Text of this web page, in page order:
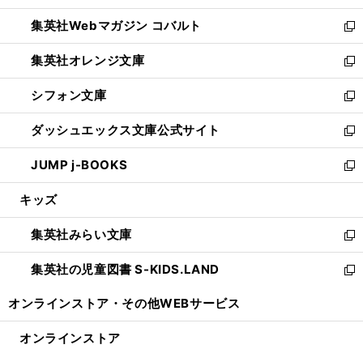
開
く
ウ
で
開
く
ン
ド
ウ
で
開
く
ウ
ィ
ン
ド
ウ
で
開
く
集英社Webマガジン コバルト
新
し
い
ウ
ィ
ン
ド
ウ
で
開
集英社オレンジ文庫
新
し
い
ウ
ィ
ン
ド
ウ
開
く
シフォン文庫
新
し
い
ウ
ィ
ン
ウ
で
開
く
ダッシュエックス文庫公式サイト
新
し
い
ウ
ン
ド
ウ
で
JUMP j-BOOKS
新
し
ウ
ィ
ン
ド
開
キッズ
集英社みらい文庫
新
し
い
ン
集英社の児童図書 S-KIDS.LAND
新
ウ
オンラインストア・ その他WEBサービス
オンラインストア